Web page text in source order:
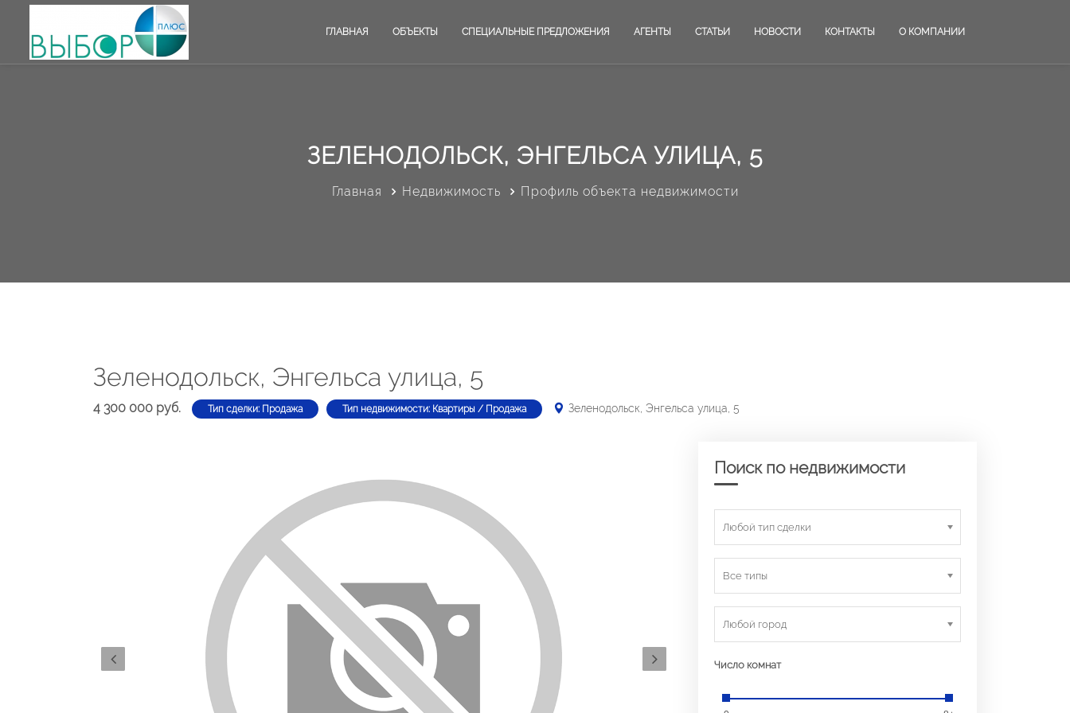
ГЛАВНАЯ ОБЪЕКТЫ СПЕЦИАЛЬНЫЕ ПРЕДЛОЖЕНИЯ АГЕНТЫ СТАТЬИ НОВОСТИ КОНТАКТЫ О КОМПАНИИ
ЗЕЛЕНОДОЛЬСК, ЭНГЕЛЬСА УЛИЦА, 5
Главная Недвижимость Профиль объекта недвижимости
Зеленодольск, Энгельса улица, 5
4 300 000 руб. Тип сделки: Продажа Тип недвижимости: Квартиры / Продажа Зеленодольск, Энгельса улица, 5
Поиск по недвижимости
Любой тип сделки
Все типы
Любой город
Число комнат